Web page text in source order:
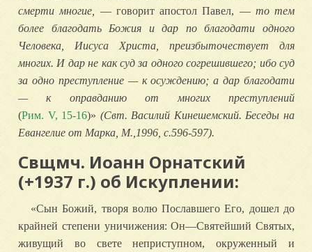
смерти многие,
— говорит апостол Павел, — то тем
более благодать Божия и дар по благодати одного
Человека, Иисуса Христа, преизбыточествует для
многих. И дар не как суд за одного согрешившего; ибо суд
за одно преступление — к осуждению; а дар благодати
— к оправданию от многих преступлений
(Рим. V, 15-16)» (Свт. Василий Кинешемский. Беседы на
Евангелие от Марка, М.,1996, с.596-597).
Свщмч. Иоанн Орнатский
(+1937 г.) об Искуплении:
«Сын Божий, творя волю Пославшего Его, дошел до
крайней степени уничижения: Он—Святейший Святых,
живущий во свете неприступном, окруженный и